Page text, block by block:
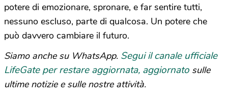
potere di emozionare, spronare, e far sentire tutti,
nessuno escluso, parte di qualcosa. Un potere che
può davvero cambiare il futuro.
Siamo anche su WhatsApp. Segui il canale ufficiale
LifeGate per restare aggiornata, aggiornato sulle
ultime notizie e sulle nostre attività.